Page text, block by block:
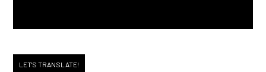
LET'S TRANSLATE!